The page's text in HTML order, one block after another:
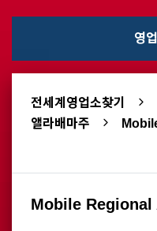
영
전세계영업소찾기
앨라배마주
Mobile